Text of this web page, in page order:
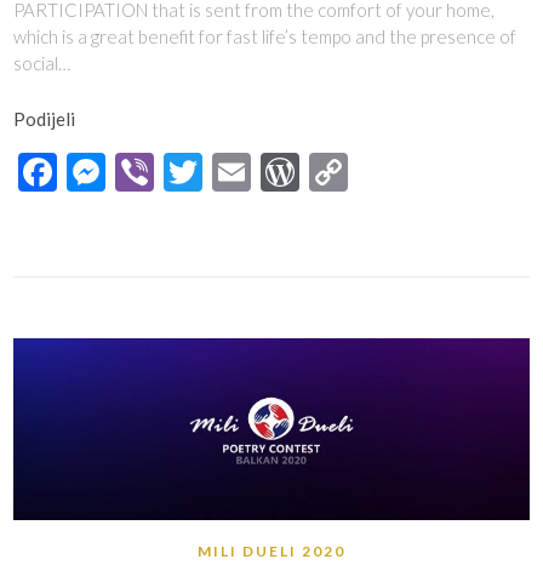
PARTICIPATION that is sent from the comfort of your home,
which is a great benefit for fast life’s tempo and the presence of
social…
Podijeli
Facebook
Messenger
ViberTwitter
EmailWordPress
MILI DUELI 2020